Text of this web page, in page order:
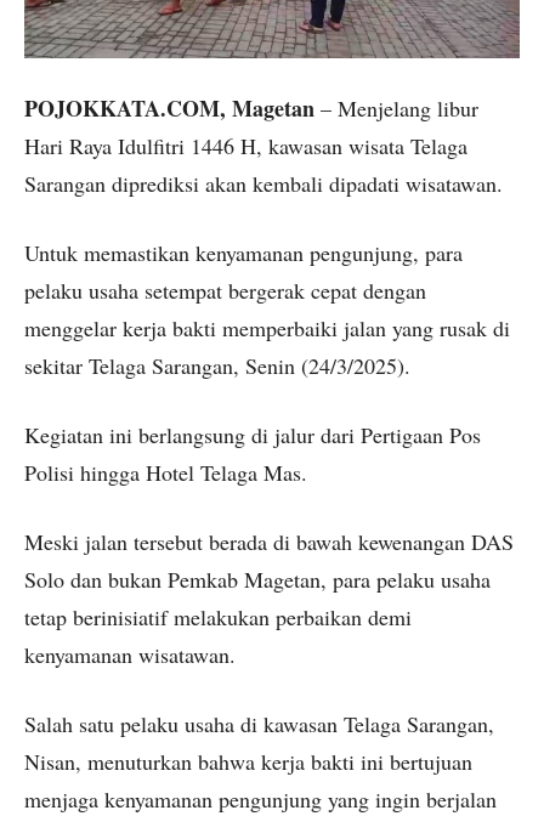
POJOKKATA.COM, Magetan – Menjelang libur
Hari Raya Idulfitri 1446 H, kawasan wisata Telaga
Sarangan diprediksi akan kembali dipadati wisatawan.
Untuk memastikan kenyamanan pengunjung, para
pelaku usaha setempat bergerak cepat dengan
menggelar kerja bakti memperbaiki jalan yang rusak di
sekitar Telaga Sarangan, Senin (24/3/2025).
Kegiatan ini berlangsung di jalur dari Pertigaan Pos
Polisi hingga Hotel Telaga Mas.
Meski jalan tersebut berada di bawah kewenangan DAS
Solo dan bukan Pemkab Magetan, para pelaku usaha
tetap berinisiatif melakukan perbaikan demi
kenyamanan wisatawan.
Salah satu pelaku usaha di kawasan Telaga Sarangan,
Nisan, menuturkan bahwa kerja bakti ini bertujuan
menjaga kenyamanan pengunjung yang ingin berjalan